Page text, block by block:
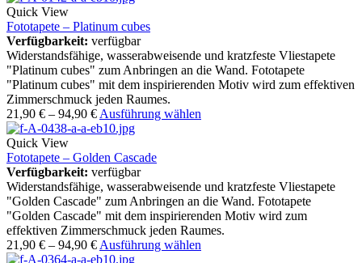
Quick View
Fototapete – Platinum cubes
Verfügbarkeit: verfügbar
Widerstandsfähige, wasserabweisende und kratzfeste Vliestapete
"Platinum cubes" zum Anbringen an die Wand. Fototapete
"Platinum cubes" mit dem inspirierenden Motiv wird zum effektiven
Zimmerschmuck jeden Raumes.
21,90 € – 94,90 € Ausführung wählen
Quick View
Fototapete – Golden Cascade
Verfügbarkeit: verfügbar
Widerstandsfähige, wasserabweisende und kratzfeste Vliestapete
"Golden Cascade" zum Anbringen an die Wand. Fototapete
"Golden Cascade" mit dem inspirierenden Motiv wird zum
effektiven Zimmerschmuck jeden Raumes.
21,90 € – 94,90 € Ausführung wählen